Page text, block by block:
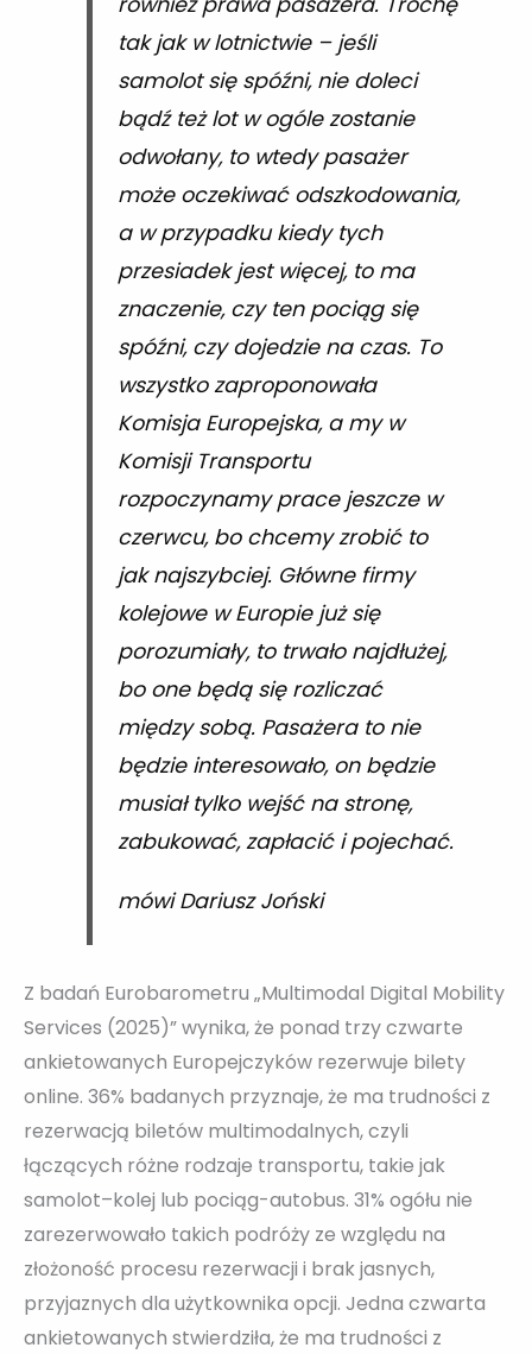
tak jak w lotnictwie – jeśli
samolot się spóźni, nie doleci
bądź też lot w ogóle zostanie
odwołany, to wtedy pasażer
może oczekiwać odszkodowania,
a w przypadku kiedy tych
przesiadek jest więcej, to ma
znaczenie, czy ten pociąg się
spóźni, czy dojedzie na czas. To
wszystko zaproponowała
Komisja Europejska, a my w
Komisji Transportu
rozpoczynamy prace jeszcze w
czerwcu, bo chcemy zrobić to
jak najszybciej. Główne firmy
kolejowe w Europie już się
porozumiały, to trwało najdłużej,
bo one będą się rozliczać
między sobą. Pasażera to nie
będzie interesowało, on będzie
musiał tylko wejść na stronę,
zabukować, zapłacić i pojechać.
mówi Dariusz Joński
Z badań Eurobarometru „Multimodal Digital Mobility
Services (2025)” wynika, że ponad trzy czwarte
ankietowanych Europejczyków rezerwuje bilety
online. 36% badanych przyznaje, że ma trudności z
rezerwacją biletów multimodalnych, czyli
łączących różne rodzaje transportu, takie jak
samolot–kolej lub pociąg-autobus. 31% ogółu nie
zarezerwowało takich podróży ze względu na
złożoność procesu rezerwacji i brak jasnych,
przyjaznych dla użytkownika opcji. Jedna czwarta
ankietowanych stwierdziła, że ma trudności z